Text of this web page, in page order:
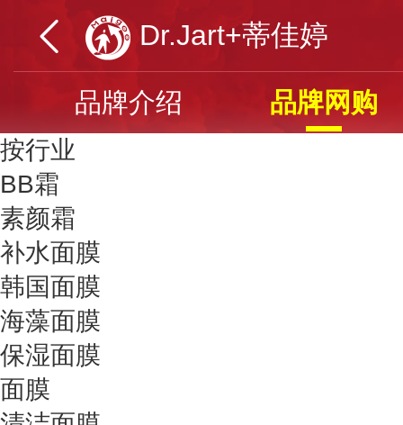
Dr.Jart+蒂佳婷
品牌介绍 品牌网购
按行业
BB霜
素颜霜
补水面膜
韩国面膜
海藻面膜
保湿面膜
面膜